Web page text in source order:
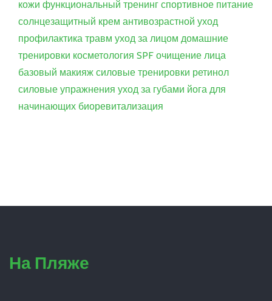
кожи функциональный тренинг спортивное питание
солнцезащитный крем антивозрастной уход
профилактика травм уход за лицом домашние
тренировки косметология SPF очищение лица
базовый макияж силовые тренировки ретинол
силовые упражнения уход за губами йога для
начинающих биоревитализация
На Пляже